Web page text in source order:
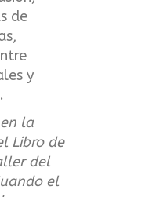
de
y
en la
Libro de
del
el